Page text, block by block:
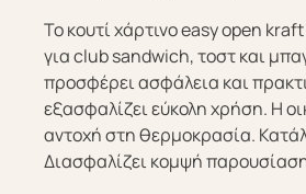
Το κουτί χάρτινο easy open
για club sandwich, τοστ και
προσφέρει ασφάλεια και
εξασφαλίζει εύκολη χρήση. Η
αντοχή στη θερμοκρασία.
Διασφαλίζει κομψή